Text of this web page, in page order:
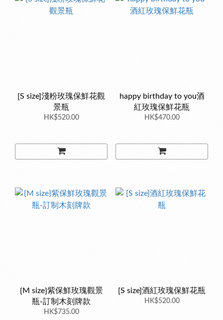
[S size]淺粉玫瑰保鮮花觀
景瓶
HK$520.00
happy birthday to you酒
紅玫瑰保鮮花瓶
HK$470.00
{M size}紫保鮮玫瑰觀景
瓶-訂制木刻牌款
HK$735.00
[S size]酒紅玫瑰保鮮花瓶
HK$520.00